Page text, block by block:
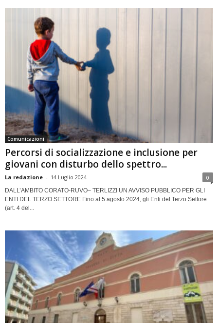
Comunicazioni
Percorsi di socializzazione e inclusione per
giovani con disturbo dello spettro...
La redazione - 14 Luglio 2024 0
DALL’AMBITO CORATO-RUVO– TERLIZZI UN AVVISO PUBBLICO PER GLI
ENTI DEL TERZO SETTORE Fino al 5 agosto 2024, gli Enti del Terzo Settore
(art. 4 del...